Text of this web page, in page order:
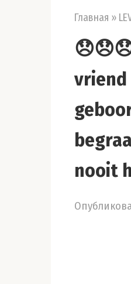
Главная »
vriend
nooit